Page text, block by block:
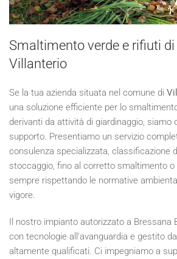
Smaltimento verde e rifiuti
Villanterio
Se la tua azienda situata nel comune di
una soluzione efficiente per lo
derivanti da attività di giardinaggio, siamo
supporto. Presentiamo un servizio
consulenza specializzata, classificazione
stoccaggio, fino al corretto smaltimento
sempre rispettando le normative
vigore.
Il nostro impianto autorizzato a Bressana
con tecnologie all'avanguardia e gestito
altamente qualificati. Ci impegniamo a